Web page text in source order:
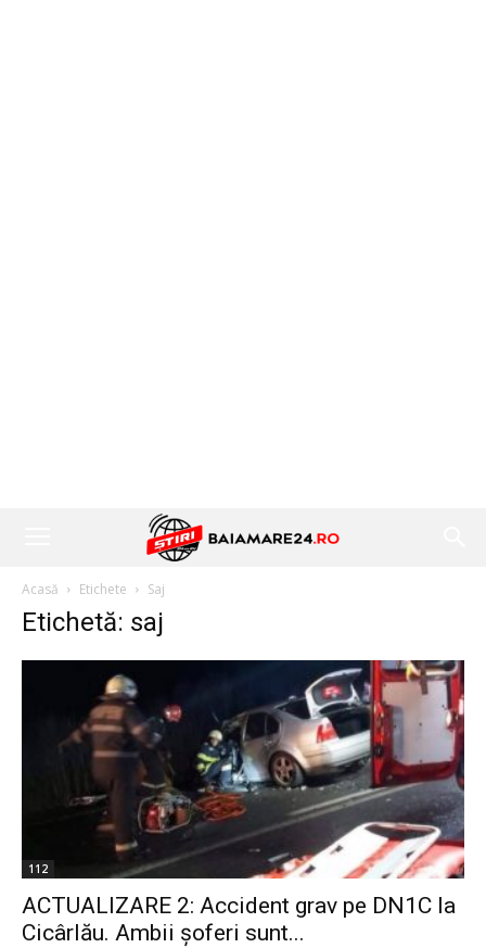
Acasă Etichete Saj
Etichetă: saj
112
ACTUALIZARE 2: Accident grav pe DN1C la
Cicârlău. Ambii șoferi sunt...